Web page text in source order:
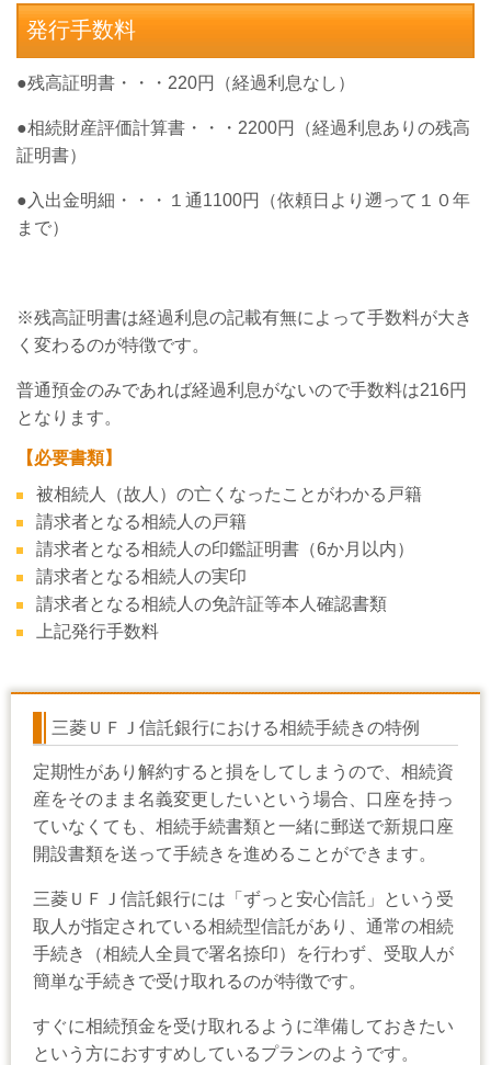
発行手数料
●残高証明書・・・ 220円（経過利息なし）
●相続財産評価計算書・・・ 2200円（経過利息ありの残高
証明書）
●入出金明細・・・１通1100円（依頼日より遡って１０年
まで）
※残高証明書は経過利息の記載有無によって手数料が大き
く変わるのが特徴です。
普通預金のみであれば経過利息がないので手数料は216円
となります。
【必要書類】
被相続人（故人）の亡くなったことがわかる戸籍
請求者となる相続人の戸籍
請求者となる相続人の印鑑証明書（6か月以内）
請求者となる相続人の実印
請求者となる相続人の免許証等本人確認書類
上記発行手数料
三菱ＵＦＪ信託銀行における相続手続きの特例
定期性があり解約すると損をしてしまうので、相続資
産をそのまま名義変更したいという場合、口座を持っ
ていなくても、相続手続書類と一緒に郵送で新規口座
開設書類を送って手続きを進めることができます。
三菱ＵＦＪ信託銀行には「ずっと安心信託」という受
取人が指定されている相続型信託があり、通常の相続
手続き（相続人全員で署名捺印）を行わず、受取人が
簡単な手続きで受け取れるのが特徴です。
すぐに相続預金を受け取れるように準備しておきたい
という方におすすめしているプランのようです。